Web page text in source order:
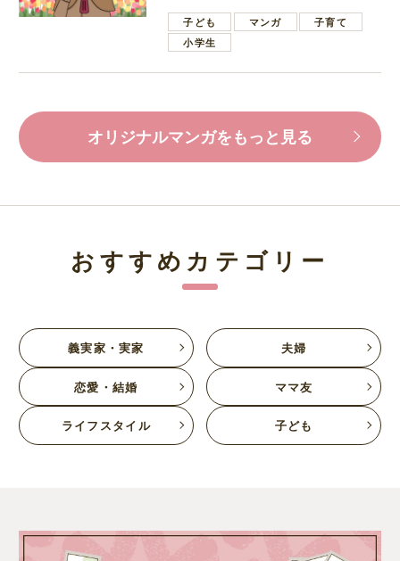
を奪われたショックは大きい
子ども マンガ
子育て
小学生
オリジナルマンガをもっと見る
おすすめカテゴリー
義実家・実家 夫婦
恋愛・結婚 ママ友
ライフスタイル 子ども